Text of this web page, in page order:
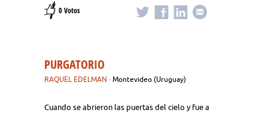
0 Votos
PURGATORIO
RAQUEL EDELMAN · Montevideo (Uruguay)
Cuando se abrieron las puertas del cielo y fue a